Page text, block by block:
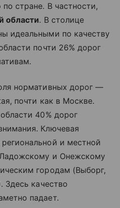
стране. В частности,
области. В столице
идеальными по качеству
почти 26% дорог
нормативных дорог —
почти как в Москве.
40% дорог
Ключевая
и местной
и Онежскому
городам (Выборг,
Здесь качество
падает.